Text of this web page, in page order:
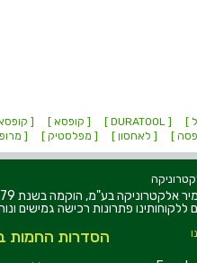
]
[ DURATOOL ] [ קופסא ] [
] [ לאחסון ] [ מפלסטיק ] [
ללקוחותינו פתרונות רכישה גמישים
הסדרות החמות